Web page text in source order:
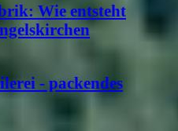
Wie entsteht
- packendes